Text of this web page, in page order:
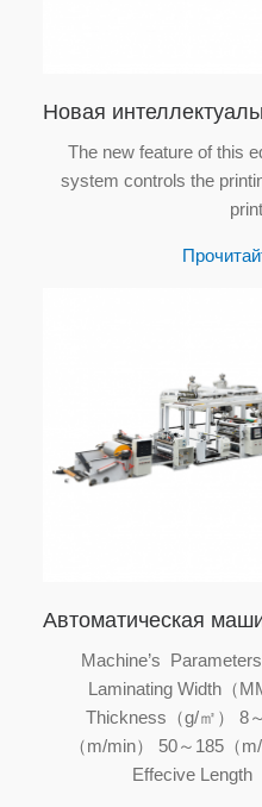
The new feature of this
system controls the
Machine’s
Laminating Width（
Thickness（g/㎡） 8
（m/min） 50～185（
Effecive Length